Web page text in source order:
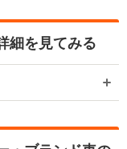
細を見てみる